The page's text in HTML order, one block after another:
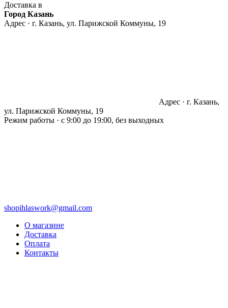
Доставка в
Город Казань
Адрес · г. Казань, ул. Парижской Коммуны, 19
Адрес · г. Казань,
ул. Парижской Коммуны, 19
Режим работы · с 9:00 до 19:00, без выходных
shopihlaswork@gmail.com
О магазине
Доставка
Оплата
Контакты